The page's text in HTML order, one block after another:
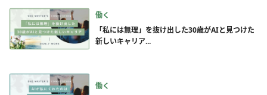
働く
「私には無理」を抜け出した30歳がAIと見つけた
新しいキャリア...
働く